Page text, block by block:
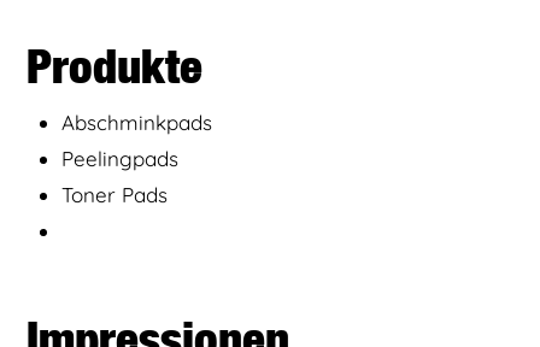
Produkte
Abschminkpads
Peelingpads
Toner Pads